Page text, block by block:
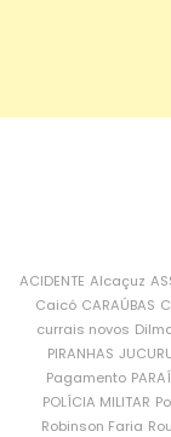
ACIDENTE Alcaçuz
Caicó CARAÚBAS
currais novos
PIRANHAS
Pagamento
POLÍCIA MILITAR
Robinson Faria